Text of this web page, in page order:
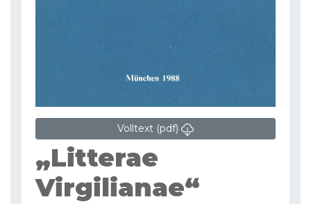
Volltext (pdf)
„Litterae
Virgilianae“